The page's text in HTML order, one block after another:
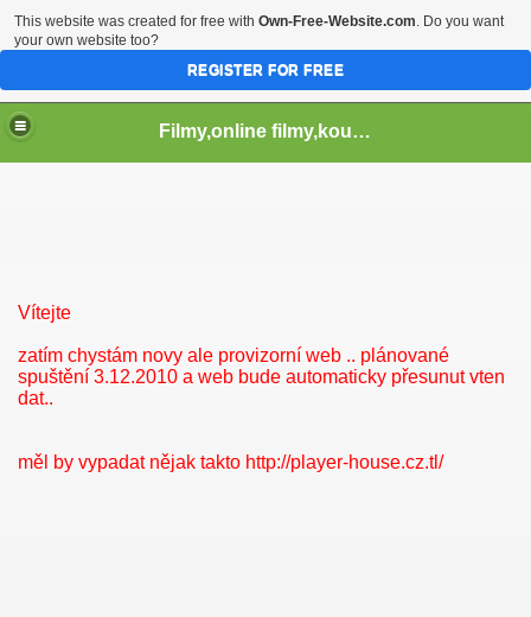
Filmy,online filmy,koukej filmy,download,serialy,videa,tv,hry stahuj,filmy torrent ,filmy shlednuti
Vítejte
zatím chystám novy ale provizorní web .. plánované
spuštění 3.12.2010 a web bude automaticky přesunut vten
dat..
měl by vypadat nějak takto http://player-house.cz.tl/
This website was created for free with Own-Free-Website.com. Do you want
your own website too?
REGISTER FOR FREE